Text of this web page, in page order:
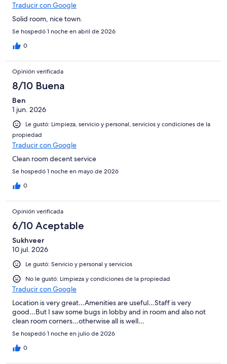
Traducir con Google
Solid room, nice town.
Se hospedó 1 noche en abril de 2026
0
Opinión verificada
8/10 Buena
Ben
1 jun. 2026
Le gustó: Limpieza, servicio y personal, servicios y condiciones de la
propiedad
Traducir con Google
Clean room decent service
Se hospedó 1 noche en mayo de 2026
0
Opinión verificada
6/10 Aceptable
Sukhveer
10 jul. 2026
Le gustó: Servicio y personal y servicios
No le gustó: Limpieza y condiciones de la propiedad
Traducir con Google
Location is very great…Amenities are useful…Staff is very
good…But I saw some bugs in lobby and in room and also not
clean room corners…otherwise all is well…
Se hospedó 1 noche en julio de 2026
0